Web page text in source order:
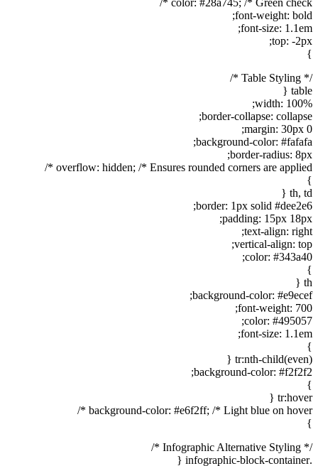
font-weight: bold;
font-size: 1.1em;
top: -2px;
}
/* Table Styling */
table {
width: 100%;
border-collapse: collapse;
margin: 30px 0;
background-color: #fafafa;
border-radius: 8px;
overflow: hidden; /* Ensures rounded corners are applied */
}
th, td {
border: 1px solid #dee2e6;
padding: 15px 18px;
text-align: right;
vertical-align: top;
color: #343a40;
}
th {
background-color: #e9ecef;
font-weight: 700;
color: #495057;
font-size: 1.1em;
}
tr:nth-child(even) {
background-color: #f2f2f2;
}
tr:hover {
background-color: #e6f2ff; /* Light blue on hover */
}
/* Infographic Alternative Styling */
.infographic-block-container {